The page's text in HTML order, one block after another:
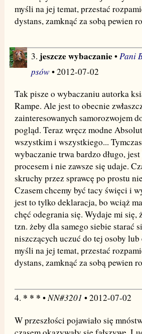
myśli na jej temat, przestać
dystans, zamknąć za sobą pewien
3. jeszcze wybaczanie•Pani
psów • 2012-07-02
Tak pisze o wybaczaniu autorka
Rampe. Ale jest to obecnie
zainteresowanych samorozwojem
pogląd. Teraz wręcz modne
wszystkim i wszystkiego...
wybaczanie trwa bardzo długo,
procesem i nie zawsze się udaje.
skruchy przez sprawcę po prostu
Czasem chcemy być tacy święci i
jest to tylko deklaracja, bo wciąż
chęć odegrania się. Wydaje mi się,
tzn. żeby dla samego siebie starać
niszczących uczuć do tej osoby
myśli na jej temat, przestać
dystans, zamknąć za sobą pewien
4. * * * •NN#3201 • 2012-07-02
W przeszłości pojawiało się